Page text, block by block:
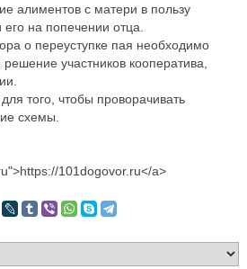
алиментов с матери в пользу
на попечении отца.
о переуступке пая необходимо
участников кооператива,
того, чтобы проворачивать
схемы.
101dogovor.ru</a>